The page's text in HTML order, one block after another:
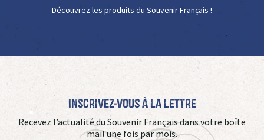
Découvrez les produits du Souvenir Français !
Inscrivez-vous à La Lettre
Recevez l’actualité du Souvenir Français dans votre boîte
mail une fois par mois.